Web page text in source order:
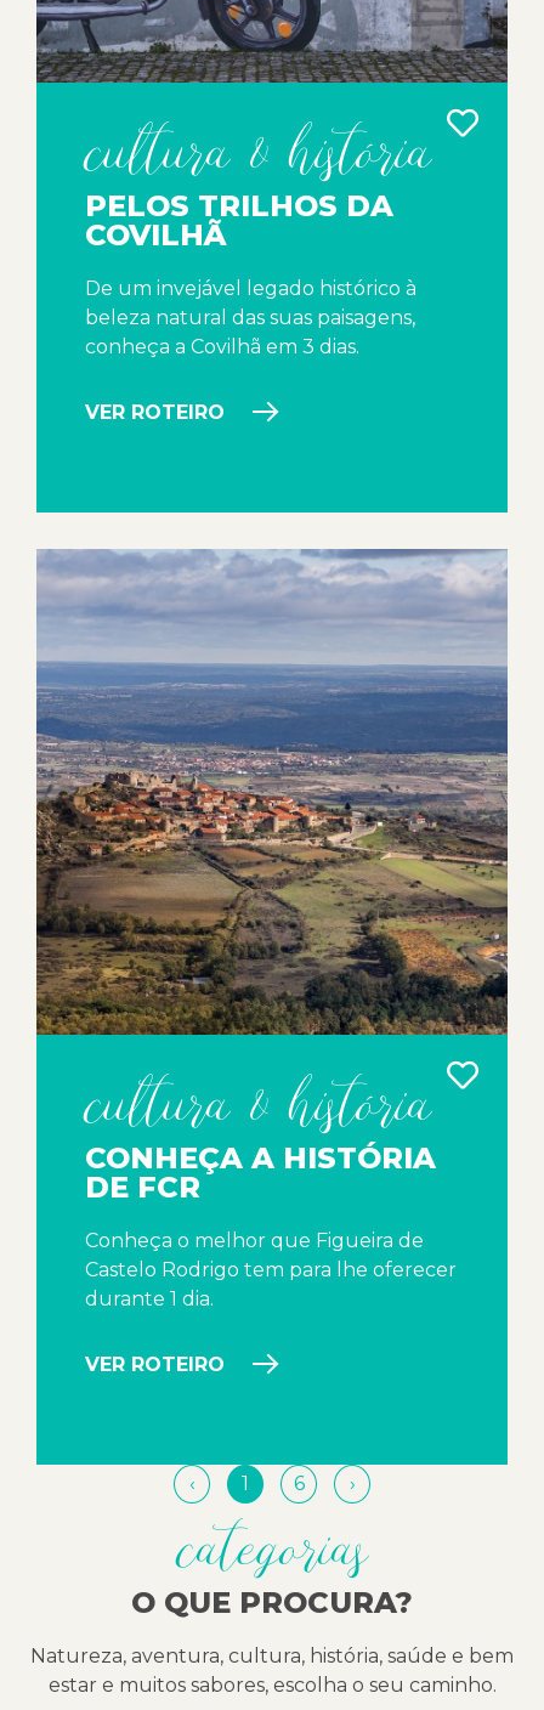
cultura & história
PELOS TRILHOS DA
COVILHÃ
De um invejável legado histórico à
beleza natural das suas paisagens,
conheça a Covilhã em 3 dias.
VER ROTEIRO
cultura & história
CONHEÇA A HISTÓRIA
DE FCR
Conheça o melhor que Figueira de
Castelo Rodrigo tem para lhe oferecer
durante 1 dia.
VER ROTEIRO
‹ 1 6 ›
categorias
O QUE PROCURA?
Natureza, aventura, cultura, história, saúde e bem
estar e muitos sabores, escolha o seu caminho.